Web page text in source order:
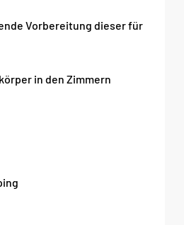
Vorbereitung dieser für
in den Zimmern